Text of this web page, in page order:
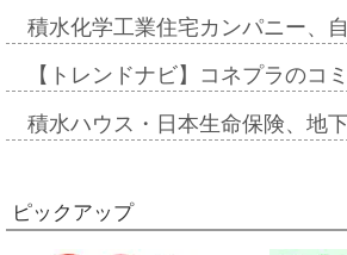
積水化学工業住宅カンパニー、
【トレンドナビ】コネプラの
積水ハウス・日本生命保険、地
ピックアップ